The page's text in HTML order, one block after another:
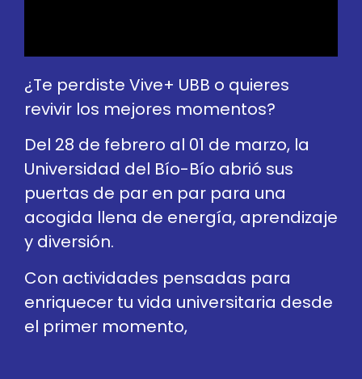
¿Te perdiste Vive+ UBB o quieres
revivir los mejores momentos?
Del 28 de febrero al 01 de marzo, la
Universidad del Bío-Bío abrió sus
puertas de par en par para una
acogida llena de energía, aprendizaje
y diversión.
Con actividades pensadas para
enriquecer tu vida universitaria desde
el primer momento,